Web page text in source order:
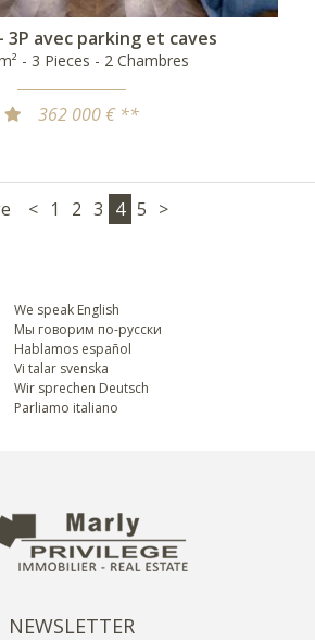
- 3P avec parking et caves
- 3 Pieces - 2 Chambres
362 000 € **
< 1 2 3 4 5 >
We speak English
Мы говорим по-русски
Hablamos español
Vi talar svenska
Wir sprechen Deutsch
Parliamo italiano
NEWSLETTER